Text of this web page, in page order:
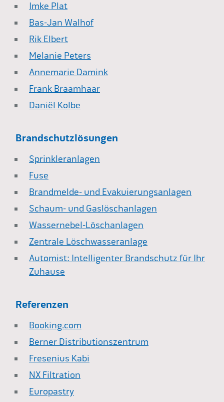
Imke Plat
Bas-Jan Walhof
Rik Elbert
Melanie Peters
Annemarie Damink
Frank Braamhaar
Daniël Kolbe
Brandschutzlösungen
Sprinkleranlagen
Fuse
Brandmelde- und Evakuierungsanlagen
Schaum- und Gaslöschanlagen
Wassernebel-Löschanlagen
Zentrale Löschwasseranlage
Automist: Intelligenter Brandschutz für Ihr
Zuhause
Referenzen
Booking.com
Berner Distributionszentrum
Fresenius Kabi
NX Filtration
Europastry